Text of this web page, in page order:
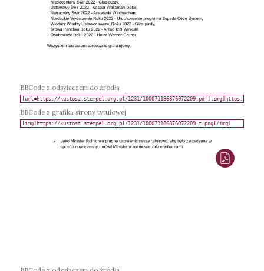
BBCode z odsyłaczem do źródła
BBCode z grafiką strony tytułowej